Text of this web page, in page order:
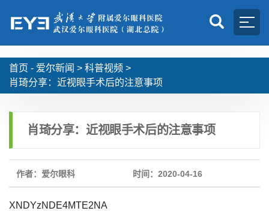
首页 - 爱尔新闻 > 科普视频 >
肖琦分享：近视眼手术后的注意事项
肖琦分享：近视眼手术后的注意事项
作者：爱尔眼科 时间：2020-04-16
XNDYzNDE4MTE2NA